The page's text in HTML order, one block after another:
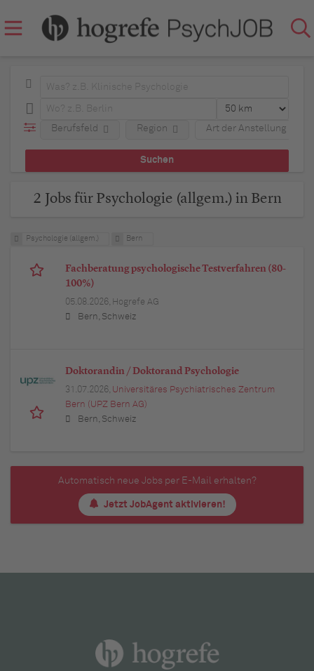
Berufsfeld Art der Anstellung
Region
2 Jobs für Psychologie (allgem.) in Bern
Psychologie (allgem.) Bern
Fachberatung psychologische Testverfahren (80-
100%)
05.08.2026, Hogrefe AG
Bern, Schweiz
Doktorandin / Doktorand Psychologie
31.07.2026, Universitäres Psychiatrisches Zentrum
Bern (UPZ Bern AG)
Bern, Schweiz
Automatisch neue Jobs per E-Mail erhalten?
Jetzt JobAgent aktivieren!